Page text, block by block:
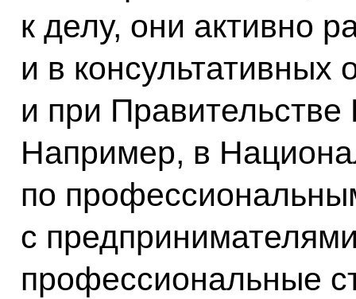
к делу, они активно
и в консультативных
и при
Например, в
по
с
профессиональные